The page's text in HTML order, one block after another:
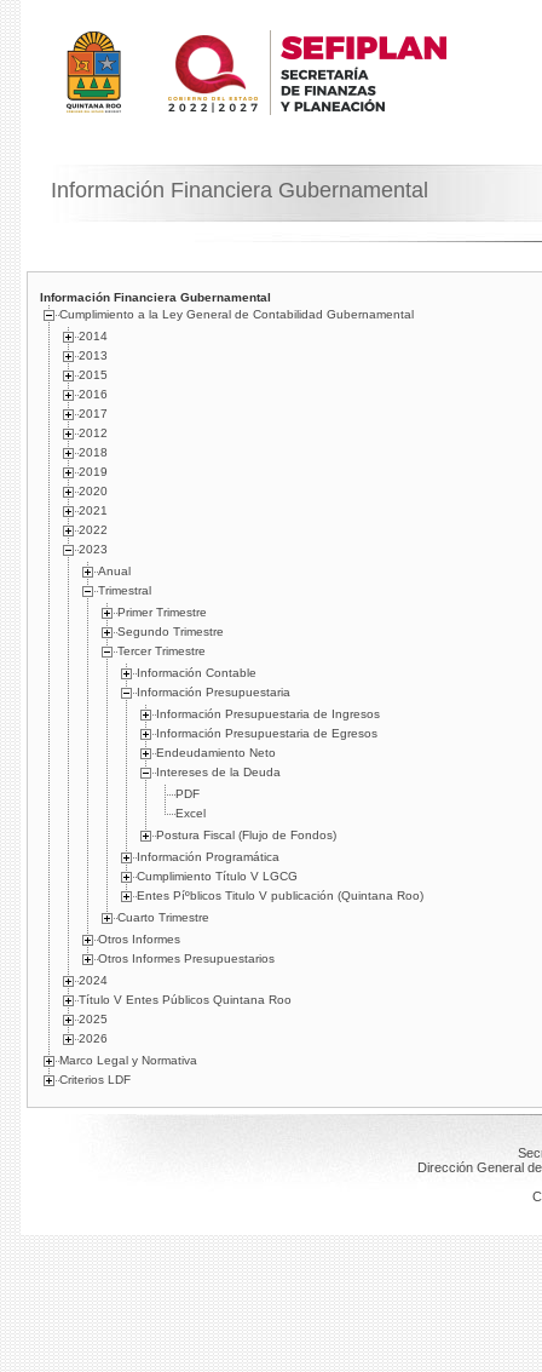
Información Financiera Gubernamental
Información Financiera Gubernamental
Cumplimiento a la Ley General de Contabilidad Gubernamental
2014
2013
2015
2016
2017
2012
2018
2019
2020
2021
2022
2023
Anual
Trimestral
Primer Trimestre
Segundo Trimestre
Tercer Trimestre
Información Contable
Información Presupuestaria
Información Presupuestaria de Ingresos
Información Presupuestaria de Egresos
Endeudamiento Neto
Intereses de la Deuda
PDF
Excel
Postura Fiscal (Flujo de Fondos)
Información Programática
Cumplimiento Tí­tulo V LGCG
Entes Píºblicos Titulo V publicación (Quintana Roo)
Cuarto Trimestre
Otros Informes
Otros Informes Presupuestarios
2024
Título V Entes Públicos Quintana Roo
2025
2026
Marco Legal y Normativa
Criterios LDF
Dirección General